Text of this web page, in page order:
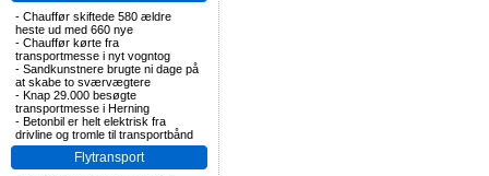
- Chauffør skiftede 580 ældre
heste ud med 660 nye
- Chauffør kørte fra
transportmesse i nyt vogntog
- Sandkunstnere brugte ni dage på
at skabe to sværvægtere
- Knap 29.000 besøgte
transportmesse i Herning
- Betonbil er helt elektrisk fra
drivline og tromle til transportbånd
Flytransport